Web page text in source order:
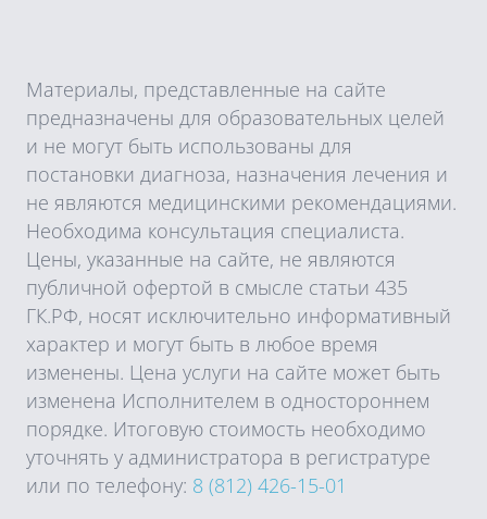
Материалы, представленные на сайте
предназначены для образовательных целей
и не могут быть использованы для
постановки диагноза, назначения лечения и
не являются медицинскими рекомендациями.
Необходима консультация специалиста.
Цены, указанные на сайте, не являются
публичной офертой в смысле статьи 435
ГК.РФ, носят исключительно информативный
характер и могут быть в любое время
изменены. Цена услуги на сайте может быть
изменена Исполнителем в одностороннем
порядке. Итоговую стоимость необходимо
уточнять у администратора в регистратуре
или по телефону: 8 (812) 426-15-01